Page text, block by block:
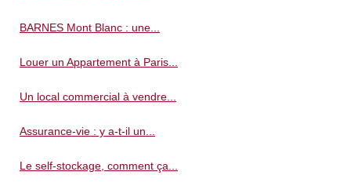
BARNES Mont Blanc : une...
Louer un Appartement à Paris...
Un local commercial à vendre...
Assurance-vie : y a-t-il un...
Le self-stockage, comment ça...